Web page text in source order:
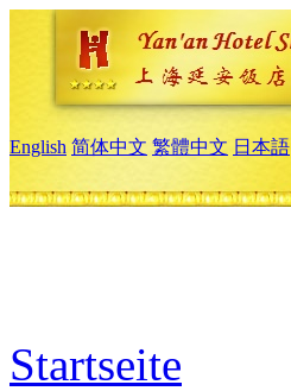
English 简体中文 繁體中文 日本語
Startseite